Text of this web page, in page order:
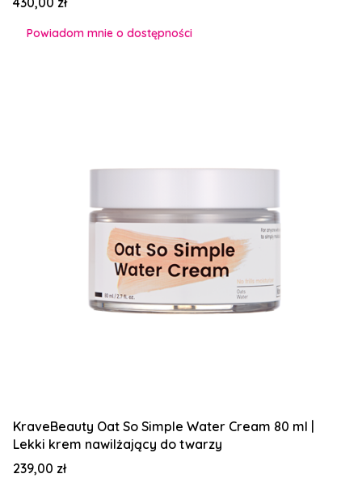
Powiadom mnie o dostępności
KraveBeauty Oat So Simple Water Cream 80 ml |
Lekki krem nawilżający do twarzy
Cena
239,00 zł